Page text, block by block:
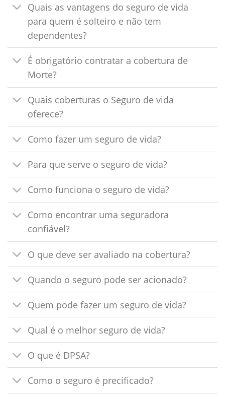
Quais as vantagens do seguro de vida
para quem é solteiro e não tem
dependentes?
É obrigatório contratar a cobertura de
Morte?
Quais coberturas o Seguro de vida
oferece?
Como fazer um seguro de vida?
Para que serve o seguro de vida?
Como funciona o seguro de vida?
Como encontrar uma seguradora
confiável?
O que deve ser avaliado na cobertura?
Quando o seguro pode ser acionado?
Quem pode fazer um seguro de vida?
Qual é o melhor seguro de vida?
O que é DPSA?
Como o seguro é precificado?